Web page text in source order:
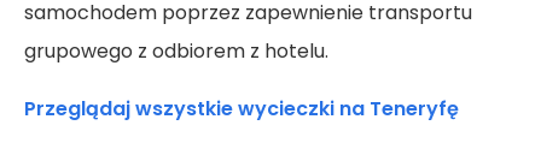
samochodem poprzez zapewnienie transportu
grupowego z odbiorem z hotelu.
Przeglądaj wszystkie wycieczki na Teneryfę